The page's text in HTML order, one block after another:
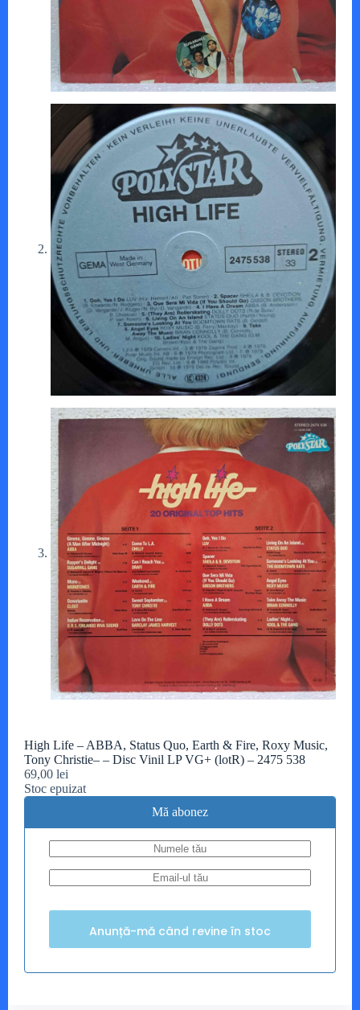
High Life – ABBA, Status Quo, Earth & Fire, Roxy Music,
Tony Christie– – Disc Vinil LP VG+ (lotR) – 2475 538
69,00 lei
Stoc epuizat
Mă abonez